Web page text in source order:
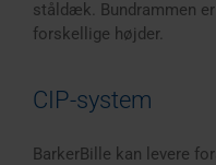
ståldæk. Bundrammen
forskellige højder.
CIP-system
BarkerBille kan levere